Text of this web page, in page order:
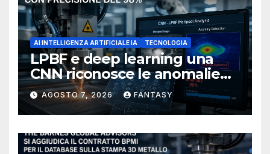
AI INTELLIGENZA ARTIFICIALE IA TECNOLOGIA
LPBF e deep learning una
CNN riconosce le anomalie
del bagno di fusione
AGOSTO 7, 2026 FANTASY